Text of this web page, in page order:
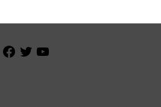
Facebook
Twitter